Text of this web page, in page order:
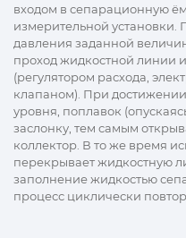
входом в сепарационную
измерительной
давления заданной
проход жидкостной линии
(регулятором расхода,
клапаном). При
уровня, поплавок
заслонку, тем самым
коллектор. В то же время
перекрывает жидкостную
заполнение жидкостью
процесс циклически